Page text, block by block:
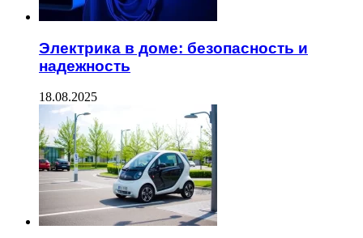
Электрика в доме: безопасность и
надежность
18.08.2025